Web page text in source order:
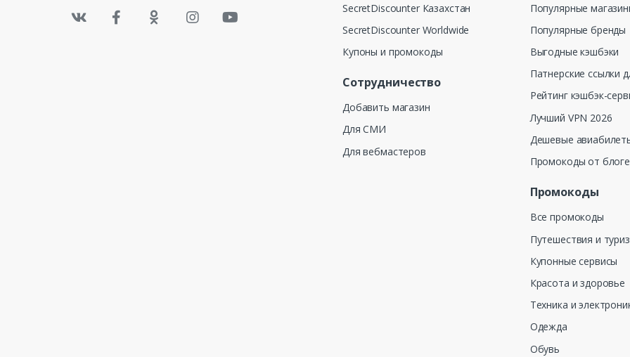
SecretDiscounter Казахстан
SecretDiscounter Worldwide
Купоны и промокоды
Сотрудничество
Добавить магазин
Для СМИ
Для вебмастеров
Популярные
Популярные бренды
Выгодные кэшбэки
Патнерские ссылки
Рейтинг кэшбэк-
Лучший VPN 2026
Дешевые
Промокоды от
Промокоды
Все промокоды
Путешествия и
Купонные сервисы
Красота и здоровье
Техника и
Одежда
Обувь